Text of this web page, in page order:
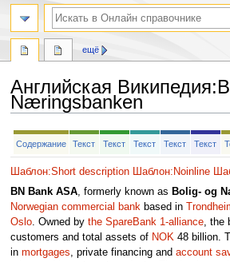
Английская Википедия:
Næringsbanken
Перейти
Перейти
Содержание Текст Текст Текст Текст Текст
Шаблон:Short description Шаблон:Noinline
BN Bank ASA, formerly known as Bolig- og
Norwegian commercial bankbased in
Oslo. Owned by the SpareBank 1-alliance, the
customers and total assets of NOK48 billion.
in mortgages, private financing and account
ещё